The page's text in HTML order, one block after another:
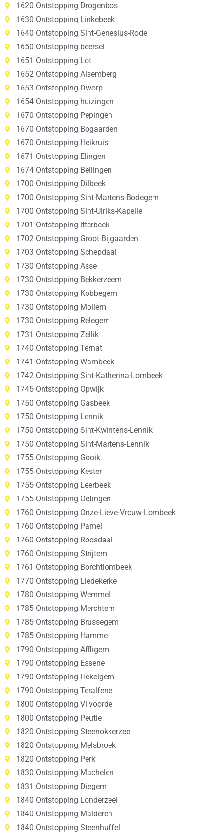
1620 Ontstopping Drogenbos
1630 Ontstopping Linkebeek
1640 Ontstopping Sint-Genesius-Rode
1650 Ontstopping beersel
1651 Ontstopping Lot
1652 Ontstopping Alsemberg
1653 Ontstopping Dworp
1654 Ontstopping huizingen
1670 Ontstopping Pepingen
1670 Ontstopping Bogaarden
1670 Ontstopping Heikruis
1671 Ontstopping Elingen
1674 Ontstopping Bellingen
1700 Ontstopping Dilbeek
1700 Ontstopping Sint-Martens-Bodegem
1700 Ontstopping Sint-Ulriks-Kapelle
1701 Ontstopping itterbeek
1702 Ontstopping Groot-Bijgaarden
1703 Ontstopping Schepdaal
1730 Ontstopping Asse
1730 Ontstopping Bekkerzeem
1730 Ontstopping Kobbegem
1730 Ontstopping Mollem
1730 Ontstopping Relegem
1731 Ontstopping Zellik
1740 Ontstopping Ternat
1741 Ontstopping Wambeek
1742 Ontstopping Sint-Katherina-Lombeek
1745 Ontstopping Opwijk
1750 Ontstopping Gasbeek
1750 Ontstopping Lennik
1750 Ontstopping Sint-Kwintens-Lennik
1750 Ontstopping Sint-Martens-Lennik
1755 Ontstopping Gooik
1755 Ontstopping Kester
1755 Ontstopping Leerbeek
1755 Ontstopping Oetingen
1760 Ontstopping Onze-Lieve-Vrouw-Lombeek
1760 Ontstopping Pamel
1760 Ontstopping Roosdaal
1760 Ontstopping Strijtem
1761 Ontstopping Borchtlombeek
1770 Ontstopping Liedekerke
1780 Ontstopping Wemmel
1785 Ontstopping Merchtem
1785 Ontstopping Brussegem
1785 Ontstopping Hamme
1790 Ontstopping Affligem
1790 Ontstopping Essene
1790 Ontstopping Hekelgem
1790 Ontstopping Teralfene
1800 Ontstopping Vilvoorde
1800 Ontstopping Peutie
1820 Ontstopping Steenokkerzeel
1820 Ontstopping Melsbroek
1820 Ontstopping Perk
1830 Ontstopping Machelen
1831 Ontstopping Diegem
1840 Ontstopping Londerzeel
1840 Ontstopping Malderen
1840 Ontstopping Steenhuffel